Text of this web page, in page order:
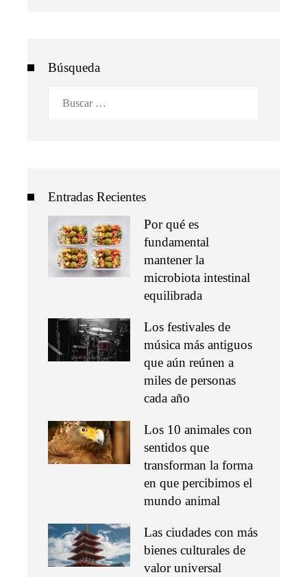
Búsqueda
Entradas Recientes
Por qué es
fundamental
mantener la
microbiota intestinal
equilibrada
Los festivales de
música más antiguos
que aún reúnen a
miles de personas
cada año
Los 10 animales con
sentidos que
transforman la forma
en que percibimos el
mundo animal
Las ciudades con más
bienes culturales de
valor universal